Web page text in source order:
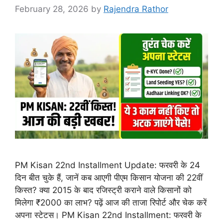
February 28, 2026 by Rajendra Rathor
PM Kisan 22nd Installment Update: फरवरी के 24
दिन बीत चुके हैं, जानें कब आएगी पीएम किसान योजना की 22वीं
किस्त? क्या 2015 के बाद रजिस्ट्री कराने वाले किसानों को
मिलेगा ₹2000 का लाभ? पढ़ें आज की ताजा रिपोर्ट और चेक करें
अपना स्टेटस। PM Kisan 22nd Installment: फरवरी के